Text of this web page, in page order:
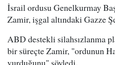
İsrail ordusu Genelkurmay
Zamir, işgal altındaki Gazze
ABD destekli silahsızlanma
bir süreçte Zamir, "ordunun
vurduğunu" söyledi.